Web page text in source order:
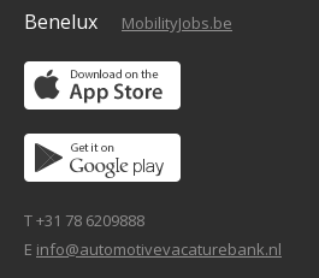
Benelux MobilityJobs.be
T +31 78 6209888
E info@automotivevacaturebank.nl